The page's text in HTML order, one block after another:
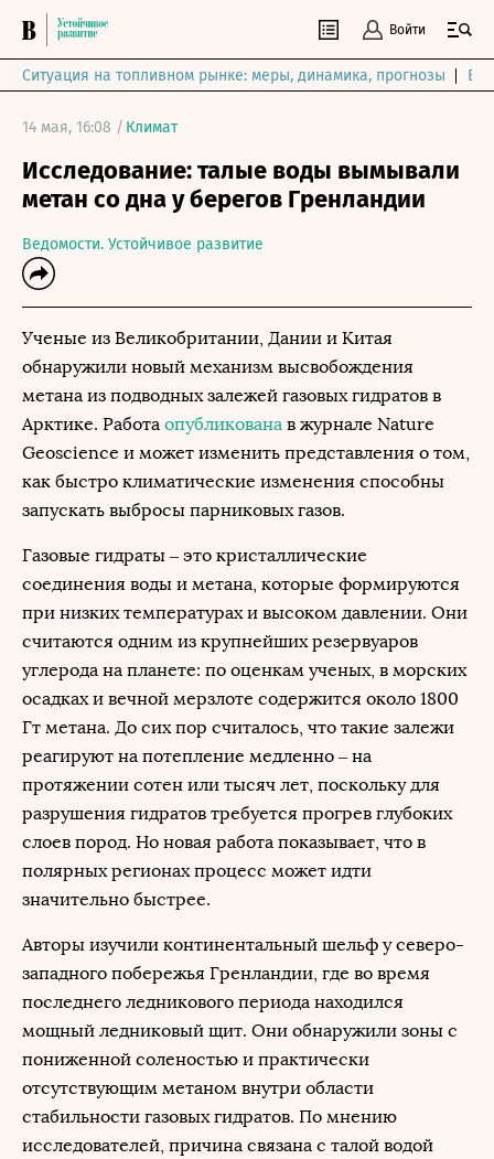
Войти
Ситуация на топливном рынке: меры, динамика, прогнозы
14 мая, 16:08 / Климат
Исследование: талые воды вымывали
метан со дна у берегов Гренландии
Ведомости. Устойчивое развитие
Ученые из Великобритании, Дании и Китая
обнаружили новый механизм высвобождения
метана из подводных залежей газовых гидратов в
Арктике. Работа опубликована в журнале Nature
Geoscience и может изменить представления о том,
как быстро климатические изменения способны
запускать выбросы парниковых газов.
Газовые гидраты – это кристаллические
соединения воды и метана, которые формируются
при низких температурах и высоком давлении. Они
считаются одним из крупнейших резервуаров
углерода на планете: по оценкам ученых, в морских
осадках и вечной мерзлоте содержится около 1800
Гт метана. До сих пор считалось, что такие залежи
реагируют на потепление медленно – на
протяжении сотен или тысяч лет, поскольку для
разрушения гидратов требуется прогрев глубоких
слоев пород. Но новая работа показывает, что в
полярных регионах процесс может идти
значительно быстрее.
Авторы изучили континентальный шельф у северо-
западного побережья Гренландии, где во время
последнего ледникового периода находился
мощный ледниковый щит. Они обнаружили зоны с
пониженной соленостью и практически
отсутствующим метаном внутри области
стабильности газовых гидратов. По мнению
исследователей, причина связана с талой водой